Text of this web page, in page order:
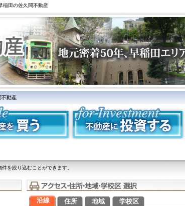
稲田の佐久間不動産
不動産
を絞り込むことができます。
沿線 住所 地域 学校区